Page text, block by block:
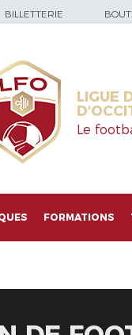
BILLETTERIE
LIGUE
Le
FORMATIONS